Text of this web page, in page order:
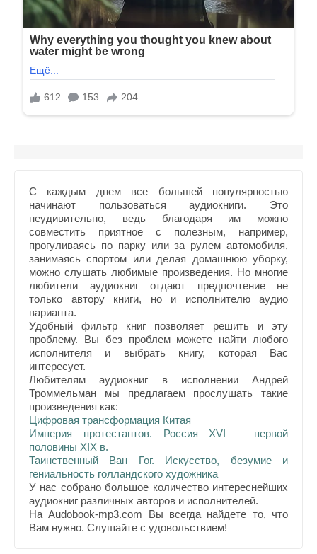
С каждым днем все большей популярностью
начинают пользоваться аудиокниги. Это
неудивительно, ведь благодаря им можно
совместить приятное с полезным, например,
прогуливаясь по парку или за рулем автомобиля,
занимаясь спортом или делая домашнюю уборку,
можно слушать любимые произведения. Но многие
любители аудиокниг отдают предпочтение не
только автору книги, но и исполнителю аудио
варианта.
Удобный фильтр книг позволяет решить и эту
проблему. Вы без проблем можете найти любого
исполнителя и выбрать книгу, которая Вас
интересует.
Любителям аудиокниг в исполнении Андрей
Троммельман мы предлагаем прослушать такие
произведения как:
Цифровая трансформация Китая
Империя протестантов. Россия XVI – первой
половины XIX в.
Таинственный Ван Гог. Искусство, безумие и
гениальность голландского художника
У нас собрано большое количество интереснейших
аудиокниг различных авторов и исполнителей.
На Audobook-mp3.com Вы всегда найдете то, что
Вам нужно. Слушайте с удовольствием!